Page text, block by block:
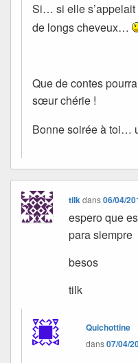
Si… si elle s’appelait
de longs cheveux…
Que de contes
sœur chérie !
Bonne soirée à toi…
tilkdans06/04/
espero que
para siempre
besos
tilk
Quichottine
dans07/04/